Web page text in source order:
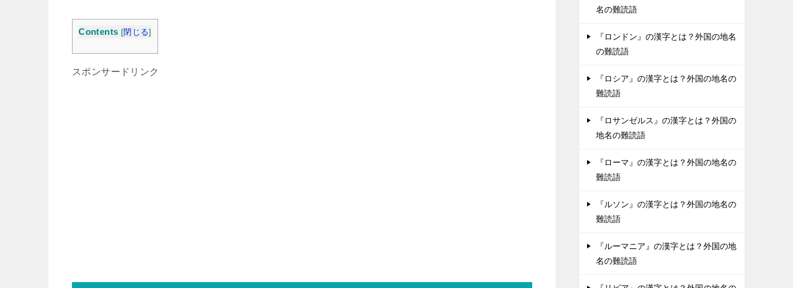
Contents [閉じる]
スポンサードリンク
名の難読語
『ロンドン』の漢字とは？外国の地名
の難読語
『ロシア』の漢字とは？外国の地名の
難読語
『ロサンゼルス』の漢字とは？外国の
地名の難読語
『ローマ』の漢字とは？外国の地名の
難読語
『ルソン』の漢字とは？外国の地名の
難読語
『ルーマニア』の漢字とは？外国の地
名の難読語